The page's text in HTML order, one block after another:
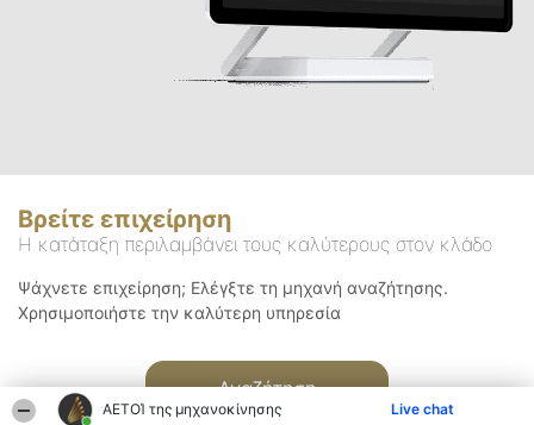
ΑΕΤΟΊ της μηχανοκίνησης Live chat
Βρείτε επιχείρηση
Η κατάταξη περιλαμβάνει τους καλύτερους στον κλάδο
Ψάχνετε επιχείρηση; Ελέγξτε τη μηχανή αναζήτησης.
Χρησιμοποιήστε την καλύτερη υπηρεσία
Αναζήτηση